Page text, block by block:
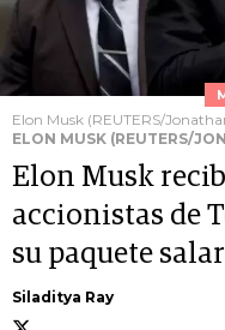
Elon Musk (REUTERS/
ELON MUSK (REUTERS/
Elon Musk
accionistas de
su paquete
Siladitya Ray